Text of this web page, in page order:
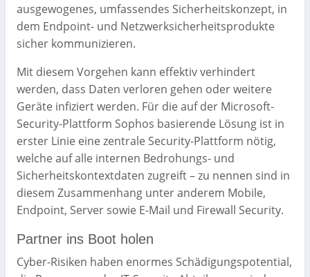
ausgewogenes, umfassendes Sicherheitskonzept, in
dem Endpoint- und Netzwerksicherheitsprodukte
sicher kommunizieren.
Mit diesem Vorgehen kann effektiv verhindert
werden, dass Daten verloren gehen oder weitere
Geräte infiziert werden. Für die auf der Microsoft-
Security-Plattform Sophos basierende Lösung ist in
erster Linie eine zentrale Security-Plattform nötig,
welche auf alle internen Bedrohungs- und
Sicherheitskontextdaten zugreift – zu nennen sind in
diesem Zusammenhang unter anderem Mobile,
Endpoint, Server sowie E-Mail und Firewall Security.
Partner ins Boot holen
Cyber-Risiken haben enormes Schädigungspotential,